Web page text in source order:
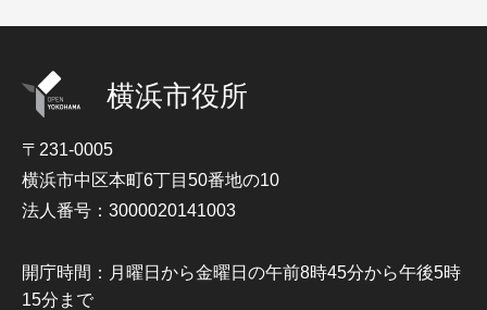
横浜市役所
〒231-0005
横浜市中区本町6丁目50番地の10
法人番号：3000020141003
開庁時間：月曜日から金曜日の午前8時45分から午後5時
15分まで